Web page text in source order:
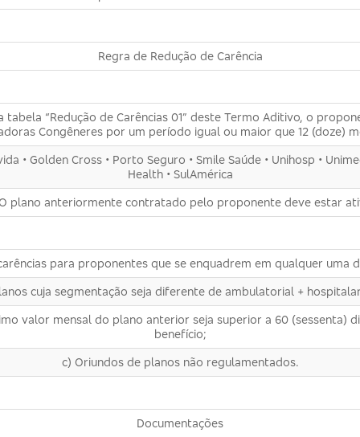
Regra de Redução de Carência
tabela “Redução de Carências 01” deste Termo Aditivo, o
Congêneres por um período igual ou maior que 12 (doze)
• Golden Cross • Porto Seguro • Smile Saúde • Unihosp •
Health • SulAmérica
plano anteriormente contratado pelo proponente deve estar
para proponentes que se enquadrem em qualquer uma
cuja segmentação seja diferente de ambulatorial +
valor mensal do plano anterior seja superior a 60 (sessenta)
benefício;
c) Oriundos de planos não regulamentados.
Documentações